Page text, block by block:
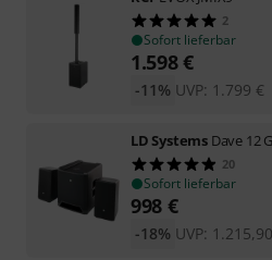
2
Sofort lieferbar
1.598€
UVP: 1.799 €
-11%
LD Systems Dave 12
20
Sofort lieferbar
998 €
UVP: 1.215,90
-18%